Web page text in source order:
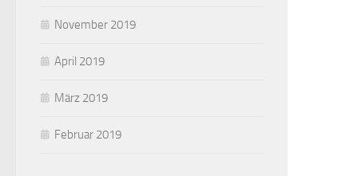
November 2019
April 2019
März 2019
Februar 2019